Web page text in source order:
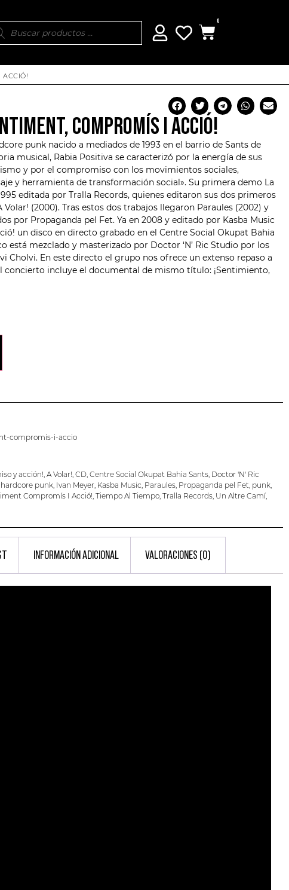
0
ACCIÓ!
COMPROMÍS I ACCIÓ!
punk nacido a mediados de 1993 en el barrio de Sants de
musical, Rabia Positiva se caracterizó por la energía de sus
y por el compromiso con los movimientos sociales,
y herramienta de transformación social». Su primera demo La
editada por Tralla Records, quienes editaron sus dos primeros
(2000). Tras estos dos trabajos llegaron Paraules (2002) y
por Propaganda pel Fet. Ya en 2008 y editado por Kasba Music
un disco en directo grabado en el Centre Social Okupat Bahia
está mezclado y masterizado por Doctor ‘N’ Ric Studio por los
Cholvi. En este directo el grupo nos ofrece un extenso repaso a
concierto incluye el documental de mismo título: ¡Sentimiento,
compromis-i-accio
y acción!, A Volar!, CD, Centre Social Okupat Bahia Sants, Doctor 'N' Ric
hardcore punk, Ivan Meyer, Kasba Music, Paraules, Propaganda pel Fet, punk,
Compromís I Acció!, Tiempo Al Tiempo, Tralla Records, Un Altre Camí,
INFORMACIÓN ADICIONAL VALORACIONES (0)